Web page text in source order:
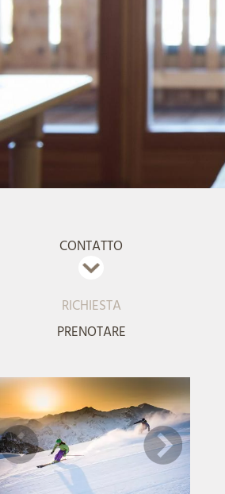
CONTATTO
RICHIESTA
PRENOTARE